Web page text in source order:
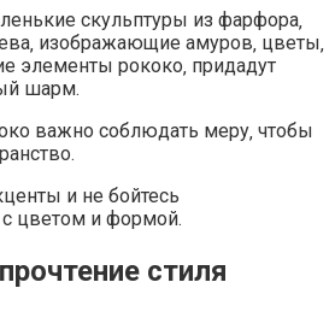
скульптуры из фарфора‚
изображающие амуров‚ цветы‚
элементы рококо‚ придадут
шарм.
важно соблюдать меру‚ чтобы
и не бойтесь
цветом и формой.
стиля